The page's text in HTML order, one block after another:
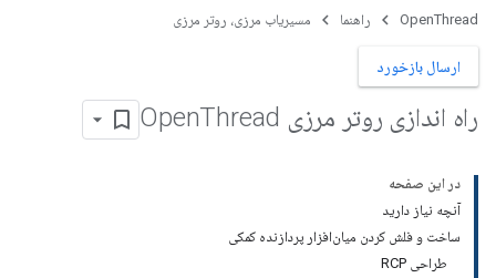
OpenThread راهنما مسیریاب مرزی، روتر مرزی
ارسال بازخورد
راه اندازی روتر مرزی Open Thread
در این صفحه
آنچه نیاز دارید
ساخت و فلش کردن میان‌افزار پردازنده کمکی
طراحی RCP